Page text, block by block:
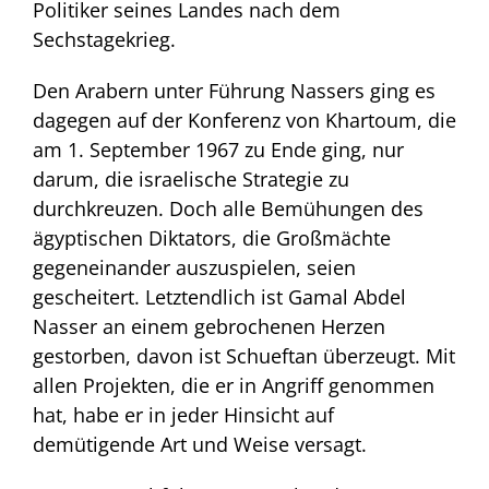
Politiker seines Landes nach dem
Sechstagekrieg.
Den Arabern unter Führung Nassers ging es
dagegen auf der Konferenz von Khartoum, die
am 1. September 1967 zu Ende ging, nur
darum, die israelische Strategie zu
durchkreuzen. Doch alle Bemühungen des
ägyptischen Diktators, die Großmächte
gegeneinander auszuspielen, seien
gescheitert. Letztendlich ist Gamal Abdel
Nasser an einem gebrochenen Herzen
gestorben, davon ist Schueftan überzeugt. Mit
allen Projekten, die er in Angriff genommen
hat, habe er in jeder Hinsicht auf
demütigende Art und Weise versagt.